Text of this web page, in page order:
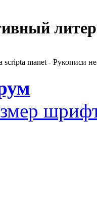
scripta manet - Рукописи не